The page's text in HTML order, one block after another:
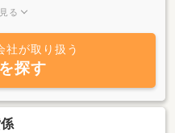
でもお気軽にお問い合わせ下
る
社が取り扱う
探す